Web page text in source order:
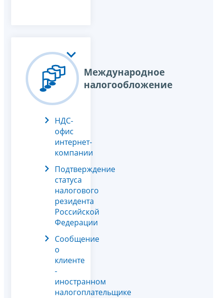
Международное
налогообложение
НДС-
офис
интернет-
компании
Подтверждение
статуса
налогового
резидента
Российской
Федерации
Сообщение
о
клиенте
-
иностранном
налогоплательщике